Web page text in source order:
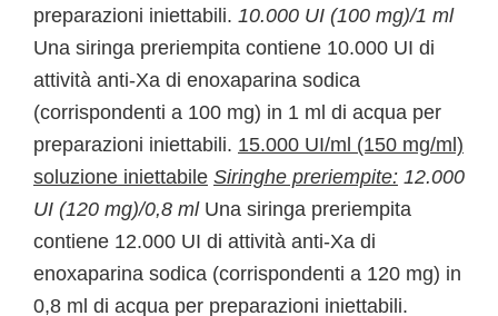
preparazioni iniettabili. 10.000 UI (100 mg)/1 ml
Una siringa preriempita contiene 10.000 UI di
attività anti-Xa di enoxaparina sodica
(corrispondenti a 100 mg) in 1 ml di acqua per
preparazioni iniettabili. 15.000 UI/ml (150 mg/ml)
soluzione iniettabile Siringhe preriempite: 12.000
UI (120 mg)/0,8 mlUna siringa preriempita
contiene 12.000 UI di attività anti-Xa di
enoxaparina sodica (corrispondenti a 120 mg) in
0,8 ml di acqua per preparazioni iniettabili.